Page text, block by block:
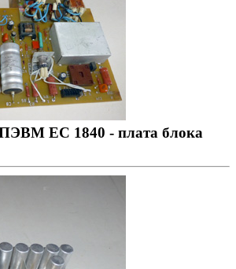
ЕС 1840 - плата блока